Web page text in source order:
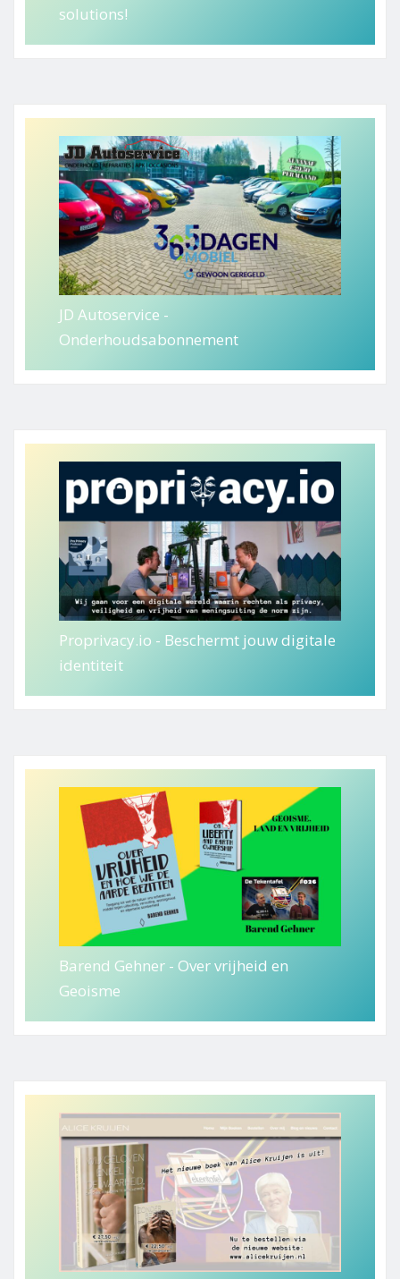
solutions!
JD Autoservice -
Onderhoudsabonnement
Proprivacy.io - Beschermt jouw digitale
identiteit
Barend Gehner - Over vrijheid en
Geoisme